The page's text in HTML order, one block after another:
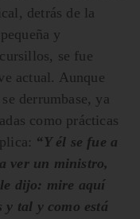
detrás de la
y
se fue
actual. Aunque
derrumbase, ya
como prácticas
“Y él se fue a
ver un ministro,
dijo: mire aquí
y tal y como está